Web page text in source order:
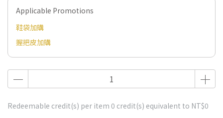
Applicable Promotions
鞋袋加購
握把皮加購
Redeemable credit(s) per item 0 credit(s) equivalent to NT$0